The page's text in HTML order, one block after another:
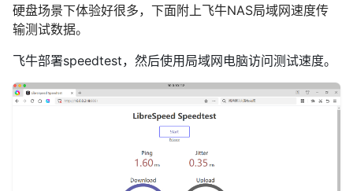
硬盘场景下体验好很多，下面附上飞牛NAS局域网速度传
输测试数据。
飞牛部署speedtest，然后使用局域网电脑访问测试速度。